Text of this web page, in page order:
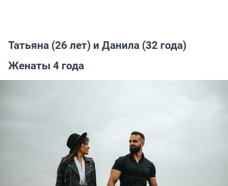
Татьяна (26 лет) и Данила (32 года)
Женаты 4 года